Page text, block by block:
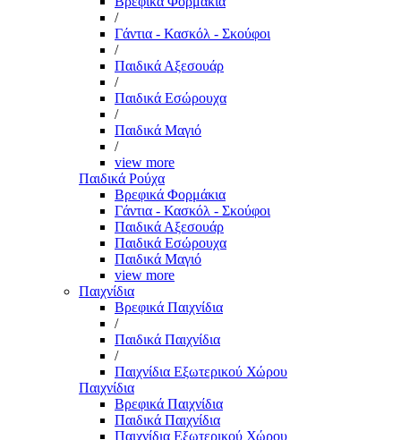
/
Γάντια - Κασκόλ - Σκούφοι
/
Παιδικά Αξεσουάρ
/
Παιδικά Εσώρουχα
/
Παιδικά Μαγιό
/
view more
Παιδικά Ρούχα
Βρεφικά Φορμάκια
Γάντια - Κασκόλ - Σκούφοι
Παιδικά Αξεσουάρ
Παιδικά Εσώρουχα
Παιδικά Μαγιό
view more
Παιχνίδια
Βρεφικά Παιχνίδια
/
Παιδικά Παιχνίδια
/
Παιχνίδια Εξωτερικού Χώρου
Παιχνίδια
Βρεφικά Παιχνίδια
Παιδικά Παιχνίδια
Παιχνίδια Εξωτερικού Χώρου